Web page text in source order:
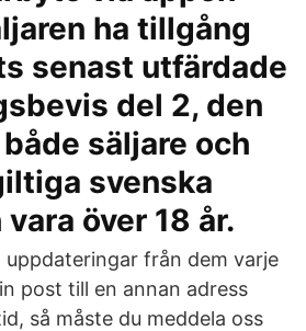
ha tillgång
senast utfärdade
del 2, den
säljare och
svenska
över 18 år.
från dem varje
post till en annan adress
så måste du meddela oss